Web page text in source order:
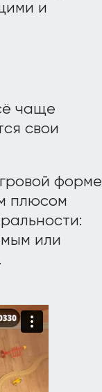
и
чаще
свои
форме
плюсом
или